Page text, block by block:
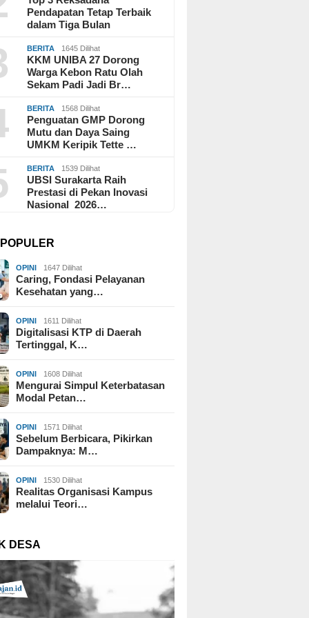
Pendapatan Tetap Terbaik
dalam Tiga Bulan
BERITA 1645 Dilihat
KKM UNIBA 27 Dorong
Warga Kebon Ratu Olah
Sekam Padi Jadi Br…
BERITA 1568 Dilihat
Penguatan GMP Dorong
Mutu dan Daya Saing
UMKM Keripik Tette …
BERITA 1539 Dilihat
UBSI Surakarta Raih
Prestasi di Pekan Inovasi
Nasional 2026…
OPINI 1647 Dilihat
Caring, Fondasi Pelayanan
Kesehatan yang…
OPINI 1611 Dilihat
Digitalisasi KTP di Daerah
Tertinggal, K…
OPINI 1608 Dilihat
Mengurai Simpul Keterbatasan
Modal Petan…
OPINI 1571 Dilihat
Sebelum Berbicara, Pikirkan
Dampaknya: M…
OPINI 1530 Dilihat
Realitas Organisasi Kampus
melalui Teori…
DESA